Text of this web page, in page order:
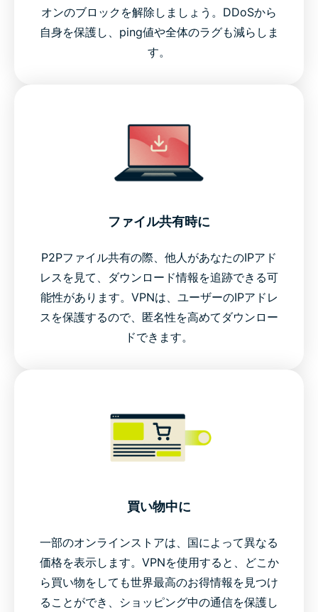
オンのブロックを解除しましょう。DDoSから
自身を保護し、ping値や全体のラグも減らしま
す。
ファイル共有時に
P2Pファイル共有の際、他人があなたのIPアド
レスを見て、ダウンロード情報を追跡できる可
能性があります。VPNは、ユーザーのIPアドレ
スを保護するので、匿名性を高めてダウンロー
ドできます。
買い物中に
一部のオンラインストアは、国によって異なる
価格を表示します。VPNを使用すると、どこか
ら買い物をしても世界最高のお得情報を見つけ
ることができ、ショッピング中の通信を保護し